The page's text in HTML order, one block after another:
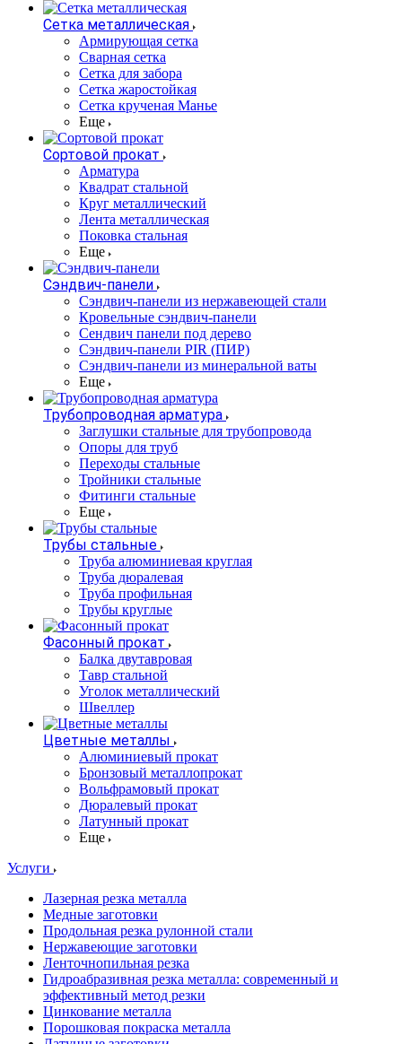
Сетка металлическая
Армирующая сетка
Сварная сетка
Сетка для забора
Сетка жаростойкая
Сетка крученая Манье
Еще
Сортовой прокат
Арматура
Квадрат стальной
Круг металлический
Лента металлическая
Поковка стальная
Еще
Сэндвич-панели
Cэндвич-панели из нержавеющей стали
Кровельные сэндвич-панели
Сендвич панели под дерево
Сэндвич-панели PIR (ПИР)
Сэндвич-панели из минеральной ваты
Еще
Трубопроводная арматура
Заглушки стальные для трубопровода
Опоры для труб
Переходы стальные
Тройники стальные
Фитинги стальные
Еще
Трубы стальные
Труба алюминиевая круглая
Труба дюралевая
Труба профильная
Трубы круглые
Фасонный прокат
Балка двутавровая
Тавр стальной
Уголок металлический
Швеллер
Цветные металлы
Алюминиевый прокат
Бронзовый металлопрокат
Вольфрамовый прокат
Дюралевый прокат
Латунный прокат
Еще
Услуги
Лазерная резка металла
Медные заготовки
Продольная резка рулонной стали
Нержавеющие заготовки
Ленточнопильная резка
Гидроабразивная резка металла: современный и
эффективный метод резки
Цинкование металла
Порошковая покраска металла